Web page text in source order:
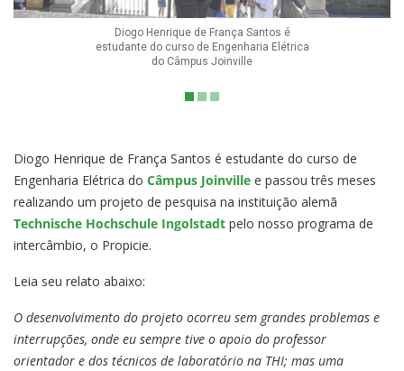
Diogo Henrique de França Santos é
estudante do curso de Engenharia Elétrica
do Câmpus Joinville
Diogo Henrique de França Santos é estudante do curso de
Engenharia Elétrica do Câmpus Joinville e passou três meses
realizando um projeto de pesquisa na instituição alemã
Technische Hochschule Ingolstadt pelo nosso programa de
intercâmbio, o Propicie.
Leia seu relato abaixo:
O desenvolvimento do projeto ocorreu sem grandes problemas e
interrupções, onde eu sempre tive o apoio do professor
orientador e dos técnicos de laboratório na THI; mas uma